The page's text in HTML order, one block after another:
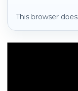
This browser